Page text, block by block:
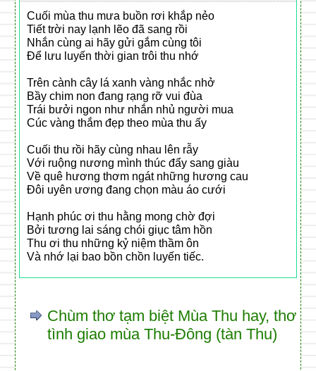
Cuối mùa thu mưa buồn rơi khắp nẻo
Tiết trời nay lạnh lẽo đã sang rồi
Nhắn cùng ai hãy gửi gắm cùng tôi
Để lưu luyến thời gian trôi thu nhớ
Trên cành cây lá xanh vàng nhắc nhở
Bầy chim non đang rạng rỡ vui đùa
Trái bưởi ngon như nhắn nhủ người mua
Cúc vàng thắm đẹp theo mùa thu ấy
Cuối thu rồi hãy cùng nhau lên rẫy
Với ruộng nương mình thúc đẩy sang giàu
Về quê hương thơm ngát những hương cau
Đôi uyên ương đang chọn màu áo cưới
Hạnh phúc ơi thu hằng mong chờ đợi
Bởi tương lai sáng chói giục tâm hồn
Thu ơi thu những kỷ niệm thầm ôn
Và nhớ lại bao bồn chồn luyến tiếc.
Chùm thơ tạm biệt Mùa Thu hay, thơ
tình giao mùa Thu-Đông (tàn Thu)